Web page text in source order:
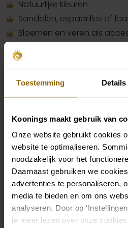
Toestemming Details
Koonings maakt gebruik van
Onze website gebruikt cookies
website te optimaliseren.
noodzakelijk voor het
Daarnaast gebruiken we
advertenties te personaliseren,
media te bieden en om ons
analyseren. Door op
je meer lezen over onze
Natuurlijke kleuren
Sandalen, espadrilles of
Bloemen en veren als
Bohemian voor
dames in het middelpunt
geen eer aan. Want ook de
fashionable bij lopen. Ook als
en soepelvallende stoffen
je instant een laid back vibe.
voor oversized te gaan. Maar
kleren niet te strak zitten, dat
vibe.